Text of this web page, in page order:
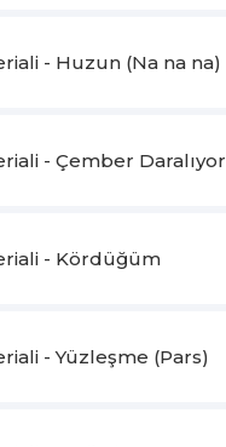
- Huzun (Na na na)
- Çember Daralıyor
- Kördüğüm
- Yüzleşme (Pars)